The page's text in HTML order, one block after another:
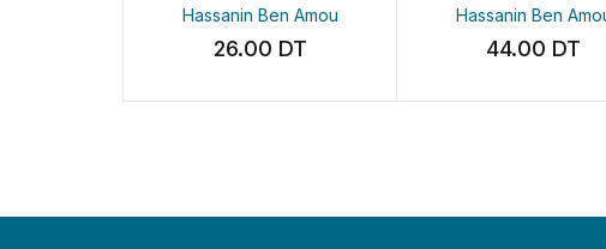
Hassanin Ben Amou
26.00DT
Hassanin Ben Amou
44.00DT